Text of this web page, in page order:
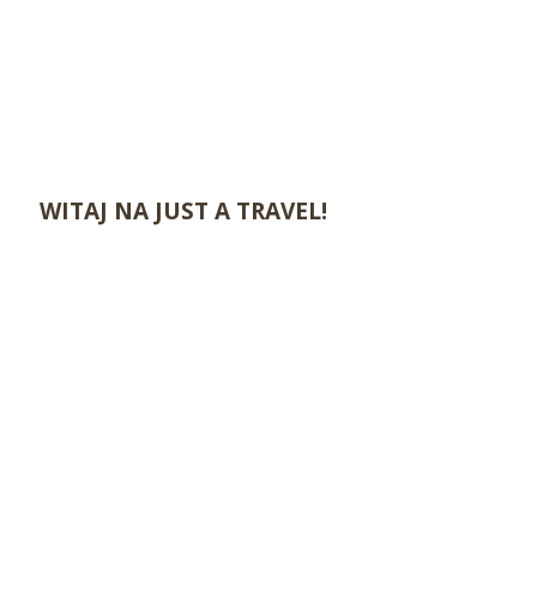
WITAJ NA JUST A TRAVEL!